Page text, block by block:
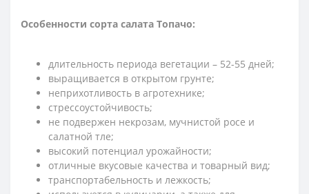
Особенности сорта салата Топачо:
длительность периода вегетации – 52-55 дней;
выращивается в открытом грунте;
неприхотливость в агротехнике;
стрессоустойчивость;
не подвержен некрозам, мучнистой росе и
салатной тле;
высокий потенциал урожайности;
отличные вкусовые качества и товарный вид;
транспортабельность и лежкость;